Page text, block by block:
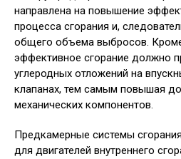
направлена на повышение
процесса сгорания и,
общего объема выбросов.
эффективное сгорание должно
углеродных отложений на
клапанах, тем самым повышая
механических компонентов.
Предкамерные системы
для двигателей внутреннего